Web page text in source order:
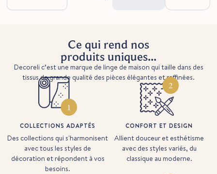
Ce qui rend nos
produits uniques...
Decoreli c’est une marque de linge de maison qui taille dans des
tissus de grande qualité des pièces élégantes et raffinées.
COLLECTIONS ADAPTÉS
Des collections qui s'harmonisent
avec tous les styles de
décoration et répondent à vos
besoins.
CONFORT ET DESIGN
Allient douceur et esthétisme
avec des styles variés, du
classique au moderne.